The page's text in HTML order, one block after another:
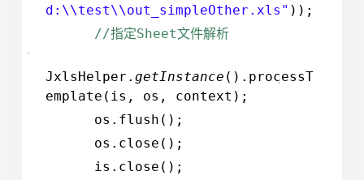
d:\\test\\out_simpleOther.xls" ));
//指定Sheet文件解析
JxlsHelper. getInstance ().processT
emplate(is, os, context);
os.flush();
os.close();
is.close();